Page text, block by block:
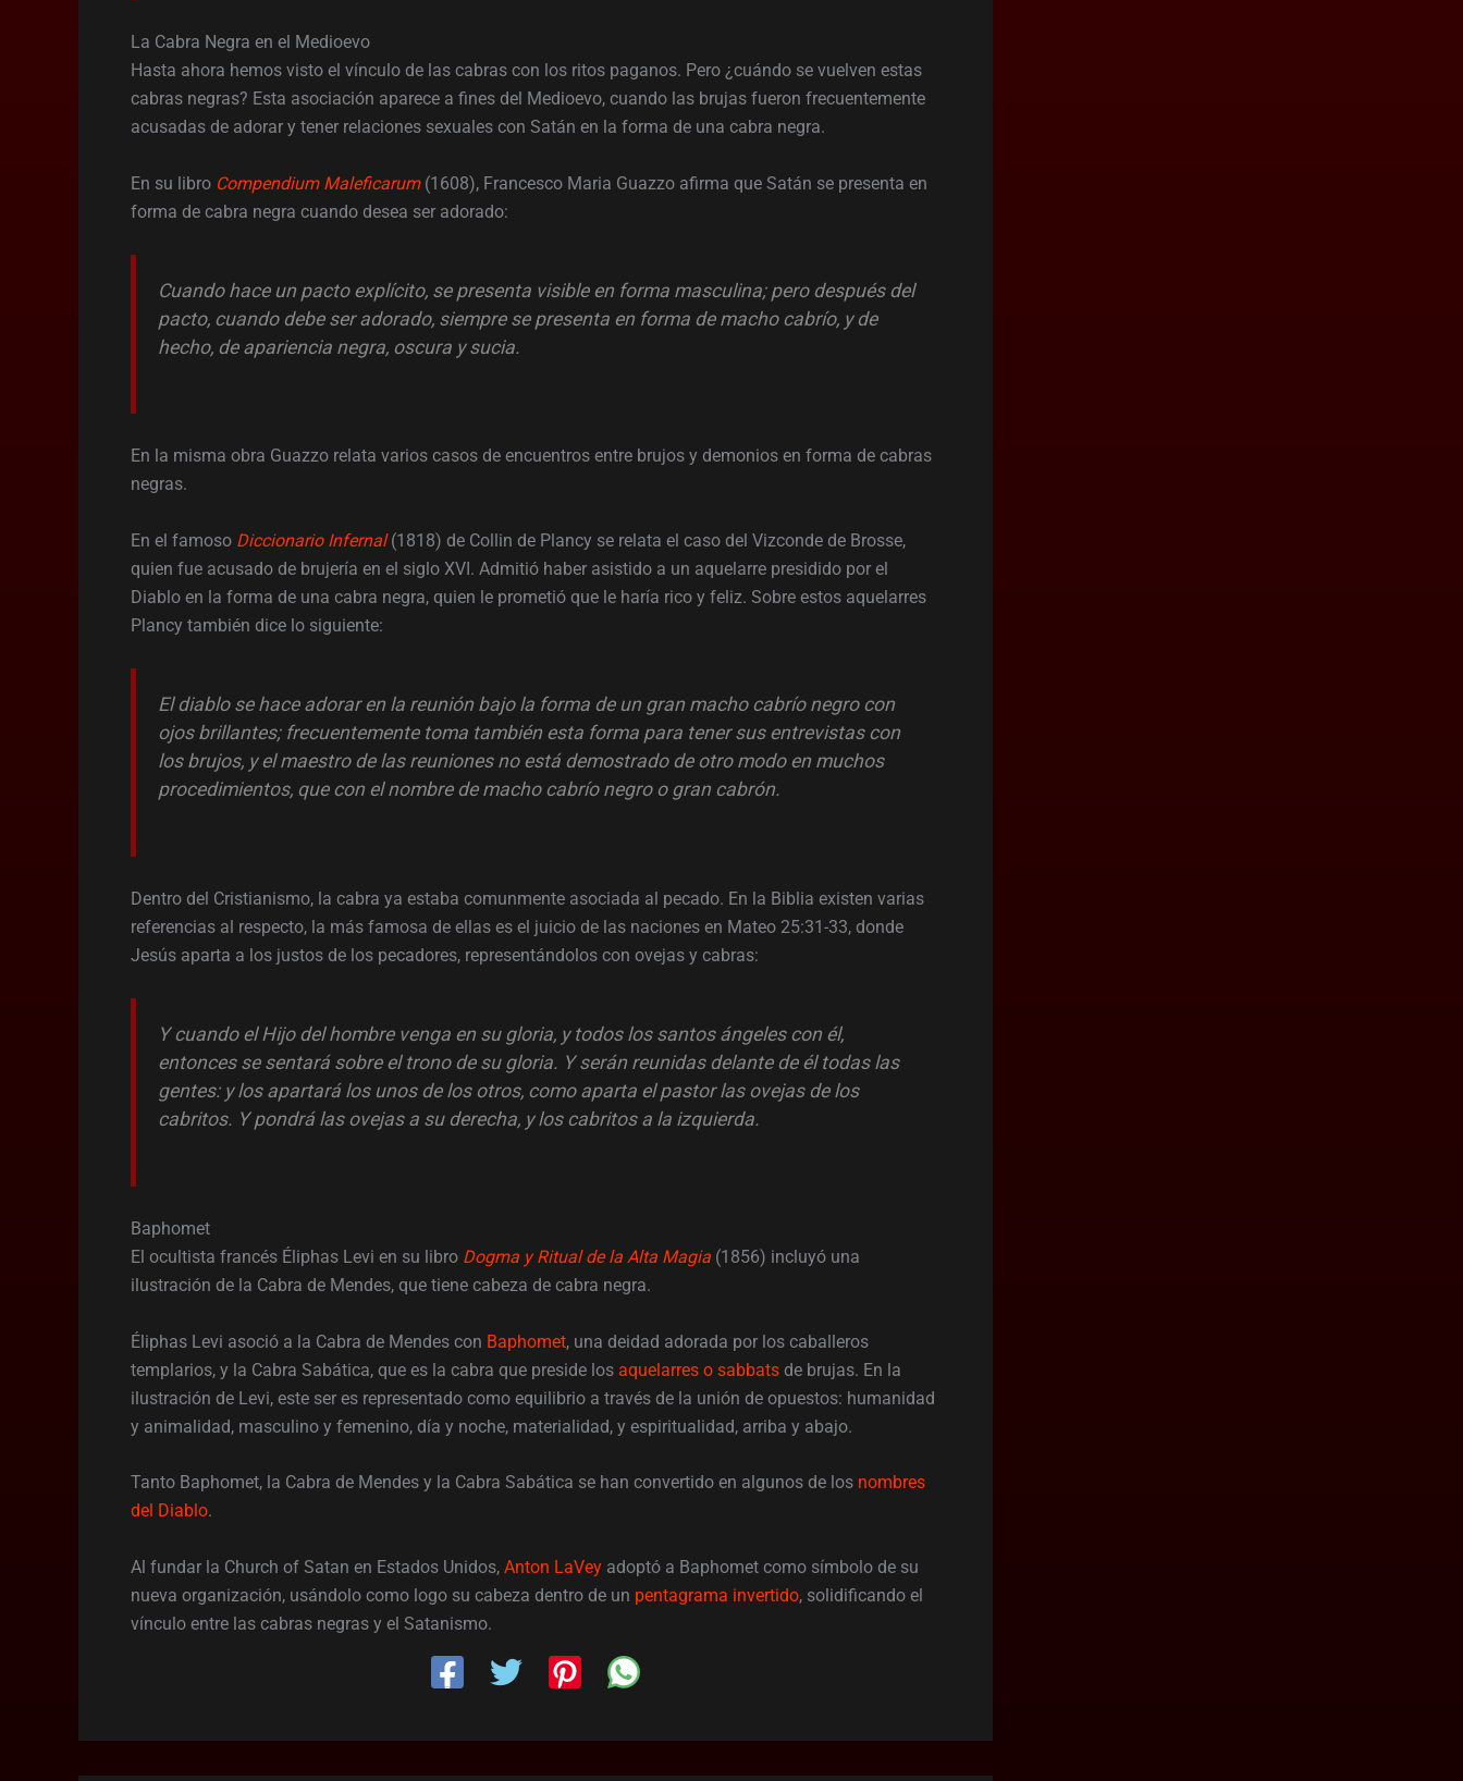
La Cabra Negra en el Medioevo
Hasta ahora hemos visto el vínculo de las cabras con los ritos paganos. Pero ¿cuándo se vuelven estas
cabras negras? Esta asociación aparece a fines del Medioevo, cuando las brujas fueron frecuentemente
acusadas de adorar y tener relaciones sexuales con Satán en la forma de una cabra negra.
En su libro Compendium Maleficarum(1608), Francesco Maria Guazzo afirma que Satán se presenta en
forma de cabra negra cuando desea ser adorado:
Cuando hace un pacto explícito, se presenta visible en forma masculina; pero después del
pacto, cuando debe ser adorado, siempre se presenta en forma de macho cabrío, y de
hecho, de apariencia negra, oscura y sucia.
En la misma obra Guazzo relata varios casos de encuentros entre brujos y demonios en forma de cabras
negras.
En el famoso Diccionario Infernal(1818) de Collin de Plancy se relata el caso del Vizconde de Brosse,
quien fue acusado de brujería en el siglo XVI. Admitió haber asistido a un aquelarre presidido por el
Diablo en la forma de una cabra negra, quien le prometió que le haría rico y feliz. Sobre estos aquelarres
Plancy también dice lo siguiente:
El diablo se hace adorar en la reunión bajo la forma de un gran macho cabrío negro con
ojos brillantes; frecuentemente toma también esta forma para tener sus entrevistas con
los brujos, y el maestro de las reuniones no está demostrado de otro modo en muchos
procedimientos, que con el nombre de macho cabrío negro o gran cabrón.
Dentro del Cristianismo, la cabra ya estaba comunmente asociada al pecado. En la Biblia existen varias
referencias al respecto, la más famosa de ellas es el juicio de las naciones en Mateo 25:31-33, donde
Jesús aparta a los justos de los pecadores, representándolos con ovejas y cabras:
Y cuando el Hijo del hombre venga en su gloria, y todos los santos ángeles con él,
entonces se sentará sobre el trono de su gloria. Y serán reunidas delante de él todas las
gentes: y los apartará los unos de los otros, como aparta el pastor las ovejas de los
cabritos. Y pondrá las ovejas a su derecha, y los cabritos a la izquierda.
Baphomet
El ocultista francés Éliphas Levi en su libro Dogma y Ritual de la Alta Magia (1856) incluyó una
ilustración de la Cabra de Mendes, que tiene cabeza de cabra negra.
Éliphas Levi asoció a la Cabra de Mendes con Baphomet, una deidad adorada por los caballeros
templarios, y la Cabra Sabática, que es la cabra que preside los aquelarres o sabbats de brujas. En la
ilustración de Levi, este ser es representado como equilibrio a través de la unión de opuestos: humanidad
y animalidad, masculino y femenino, día y noche, materialidad, y espiritualidad, arriba y abajo.
Tanto Baphomet, la Cabra de Mendes y la Cabra Sabática se han convertido en algunos de los nombres
del Diablo.
Al fundar la Church of Satan en Estados Unidos, Anton LaVey adoptó a Baphomet como símbolo de su
nueva organización, usándolo como logo su cabeza dentro de un pentagrama invertido, solidificando el
vínculo entre las cabras negras y el Satanismo.